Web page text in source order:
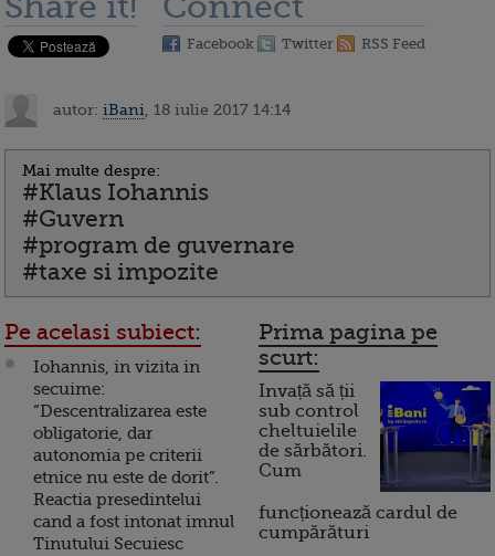
Facebook Twitter RSS Feed
autor: iBani , 18 iulie 2017 14:14
Mai multe despre:
#Klaus Iohannis
#Guvern
#program de guvernare
#taxe si impozite
Pe acelasi subiect:
Iohannis, in vizita in
secuime:
“Descentralizarea este
obligatorie, dar
autonomia pe criterii
etnice nu este de dorit”.
Reactia presedintelui
cand a fost intonat imnul
Tinutului Secuiesc
Prima pagina pe
scurt:
Invață să ții
sub control
cheltuielile
de sărbători.
Cum
funcționează cardul de
cumpărături